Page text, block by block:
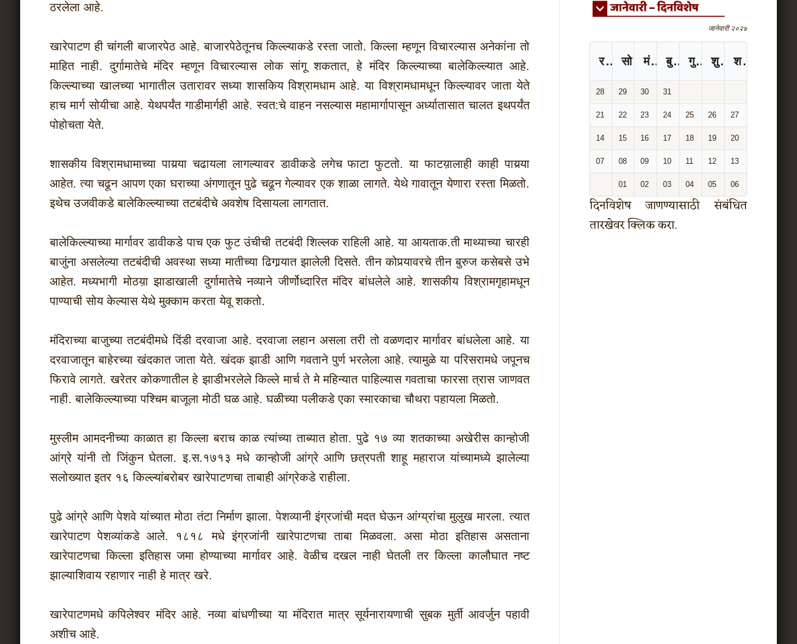
ठरलेला आहे.
खारेपाटण ही चांगली बाजारपेठ आहे. बाजारपेठेतूनच किल्ल्याकडे रस्ता जातो. किल्ला म्हणून विचारल्यास अनेकांना तो
माहित नाही. दुर्गामातेचे मंदिर म्हणून विचारल्यास लोक सांगू शकतात, हे मंदिर किल्ल्याच्या बालेकिल्ल्यात आहे.
किल्ल्याच्या खालच्या भागातील उतारावर सध्या शासकिय विश्रामधाम आहे. या विश्रामधामधून किल्ल्यावर जाता येते
हाच मार्ग सोयीचा आहे. येथपर्यंत गाडीमार्गही आहे. स्वत:चे वाहन नसल्यास महामार्गापासून अर्ध्यातासात चालत इथपर्यंत
पोहोचता येते.
शासकीय विश्रामधामाच्या पायर्‍या चढायला लागल्यावर डावीकडे लगेच फाटा फुटतो. या फाटय़ालाही काही पायर्‍या
आहेत. त्या चढून आपण एका घराच्या अंगणातून पुढे चढून गेल्यावर एक शाळा लागते. येथे गावातून येणारा रस्ता मिळतो.
इथेच उजवीकडे बालेकिल्ल्याच्या तटबंदीचे अवशेष दिसायला लागतात.
बालेकिल्ल्याच्या मार्गावर डावीकडे पाच एक फुट उंचीची तटबंदी शिल्लक राहिली आहे. या आयताक.ती माथ्याच्या चारही
बाजुंना असलेल्या तटबंदीची अवस्था सध्या मातीच्या ढिगार्‍यात झालेली दिसते. तीन कोपर्‍यावरचे तीन बुरुज कसेबसे उभे
आहेत. मध्यभागी मोठय़ा झाडाखाली दुर्गामातेचे नव्याने जीर्णोध्दारित मंदिर बांधलेले आहे. शासकीय विश्रामगृहामधून
पाण्याची सोय केल्यास येथे मुक्काम करता येवू शकतो.
मंदिराच्या बाजुच्या तटबंदीमधे दिंडी दरवाजा आहे. दरवाजा लहान असला तरी तो वळणदार मार्गावर बांधलेला आहे. या
दरवाजातून बाहेरच्या खंदकात जाता येते. खंदक झाडी आणि गवताने पुर्ण भरलेला आहे. त्यामुळे या परिसरामधे जपूनच
फिरावे लागते. खरेतर कोकणातील हे झाडीभरलेले किल्ले मार्च ते मे महिन्यात पाहिल्यास गवताचा फारसा त्रास जाणवत
नाही. बालेकिल्ल्याच्या पश्चिम बाजूला मोठी घळ आहे. घळीच्या पलीकडे एका स्मारकाचा चौथरा पहायला मिळतो.
मुस्लीम आमदनीच्या काळात हा किल्ला बराच काळ त्यांच्या ताब्यात होता. पुढे १७ व्या शतकाच्या अखेरीस कान्होजी
आंग्रे यांनी तो जिंकुन घेतला. इ.स.१७१३ मधे कान्होजी आंग्रे आणि छत्रपती शाहू महाराज यांच्यामध्ये झालेल्या
सलोख्यात इतर १६ किल्ल्यांबरोबर खारेपाटणचा ताबाही आंग्रेकडे राहीला.
पुढे आंग्रे आणि पेशवे यांच्यात मोठा तंटा निर्माण झाला. पेशव्यानी इंग्रजांची मदत घेऊन आंग्य्रांचा मुलुख मारला. त्यात
खारेपाटण पेशव्यांकडे आले. १८१८ मधे इंग्रजांनी खारेपाटणचा ताबा मिळवला. असा मोठा इतिहास असताना
खारेपाटणचा किल्ला इतिहास जमा होण्याच्या मार्गावर आहे. वेळीच दखल नाही घेतली तर किल्ला कालौघात नष्ट
झाल्याशिवाय रहाणार नाही हे मात्र खरे.
खारेपाटणमधे कपिलेश्वर मंदिर आहे. नव्या बांधणीच्या या मंदिरात मात्र सूर्यनारायणाची सुबक मुर्ती आवर्जुन पहावी
अशीच आहे.
रविवार सोमवार मंगळवार बुधवार गुरुवार शुक्रवार शनिवार
जानेवारी २०२४
28 29 30 31
21 22 23 24 25 26 27
14 15 16 17 18 19 20
07 08 09 10 11 12 13
01 02 03 04 05 06
दिनविशेष जाणण्यासाठी संबंधित
तारखेवर क्लिक करा.